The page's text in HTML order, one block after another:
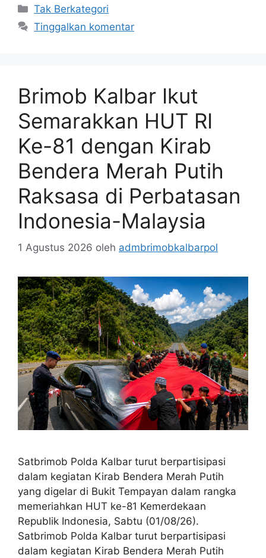
Kategori
Tak Berkategori
Tinggalkan komentar
Brimob Kalbar Ikut
Semarakkan HUT RI
Ke-81 dengan Kirab
Bendera Merah Putih
Raksasa di Perbatasan
Indonesia-Malaysia
1 Agustus 2026 oleh admbrimobkalbarpol
Satbrimob Polda Kalbar turut berpartisipasi
dalam kegiatan Kirab Bendera Merah Putih
yang digelar di Bukit Tempayan dalam rangka
memeriahkan HUT ke-81 Kemerdekaan
Republik Indonesia, Sabtu (01/08/26).
Satbrimob Polda Kalbar turut berpartisipasi
dalam kegiatan Kirab Bendera Merah Putih